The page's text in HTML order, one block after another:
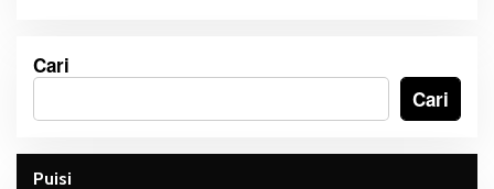
Cari
Cari
Puisi